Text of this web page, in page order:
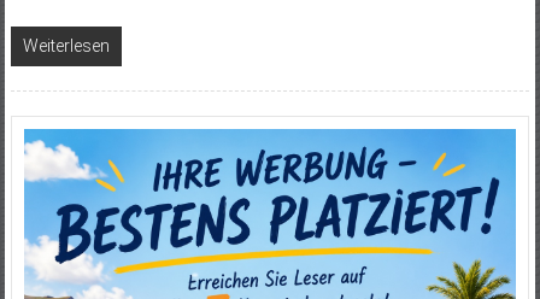
Weiterlesen